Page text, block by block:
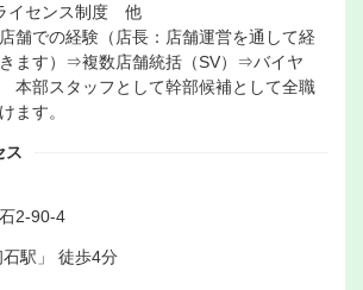
イセンス制度 他
舗での経験（店長：店舗運営を通して経
ます）⇒複数店舗統括（SV）⇒バイヤ
本部スタッフとして幹部候補として全職
ます。
ス
2-90-4
駅」 徒歩4分